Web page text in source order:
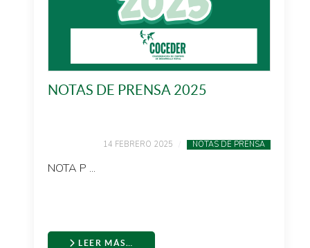
NOTAS DE PRENSA 2025
14 FEBRERO 2025 NOTAS DE PRENSA
NOTA P ...
LEER MÁS…